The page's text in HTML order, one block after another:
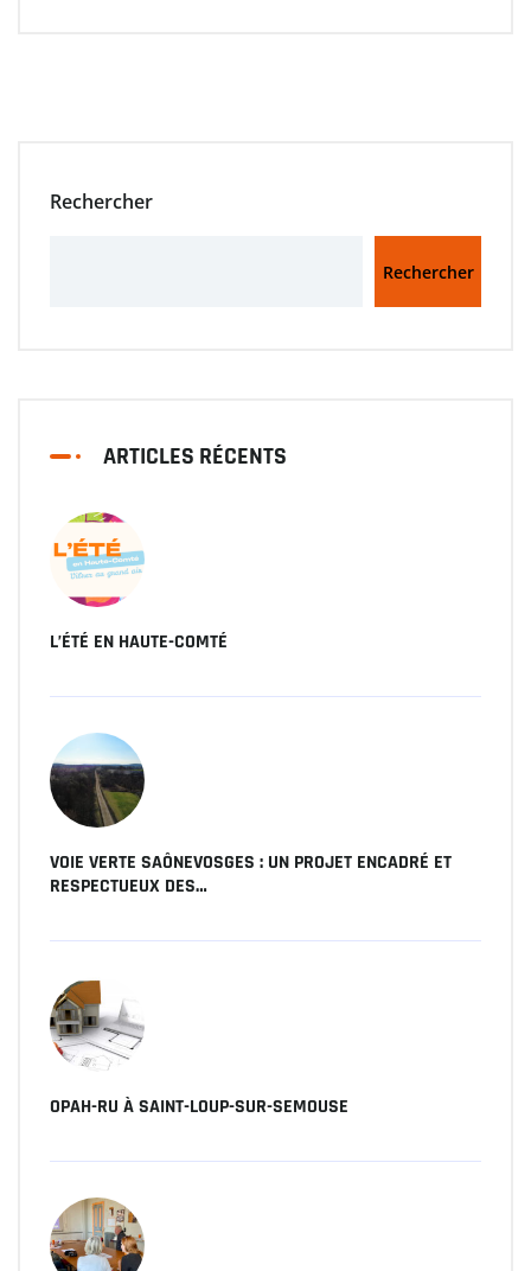
Rechercher
Rechercher
ARTICLES RÉCENTS
L’ÉTÉ EN HAUTE-COMTÉ
VOIE VERTE SAÔNEVOSGES : UN PROJET ENCADRÉ ET
RESPECTUEUX DES…
OPAH-RU À SAINT-LOUP-SUR-SEMOUSE